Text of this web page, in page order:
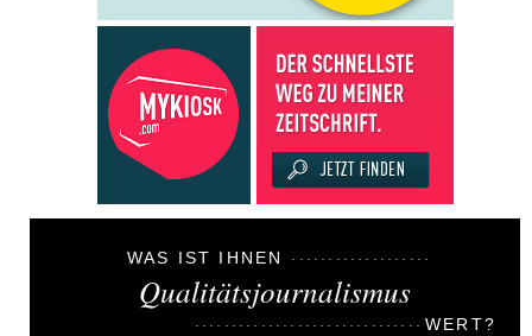
WAS IST IHNEN
Qualitätsjournalismus
WERT?